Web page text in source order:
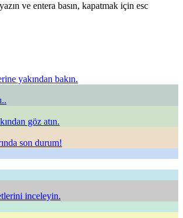
ve entera basın, kapatmak için esc
yakından bakın.
göz atın.
son durum!
inceleyin.